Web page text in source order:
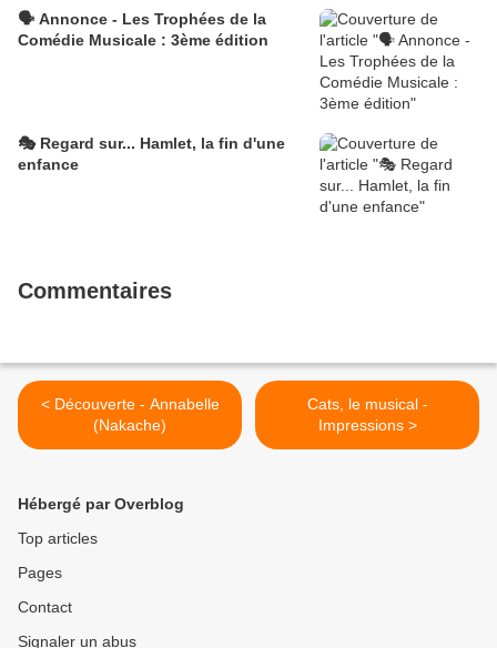
🗣 Annonce - Les Trophées de la
Comédie Musicale : 3ème édition
🎭 Regard sur... Hamlet, la fin d'une
enfance
Commentaires
< Découverte - Annabelle
(Nakache)
Cats, le musical -
Impressions >
Hébergé par Overblog
Top articles
Pages
Contact
Signaler un abus